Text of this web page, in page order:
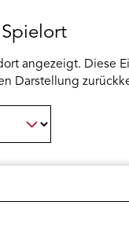
angezeigt. Diese
Darstellung